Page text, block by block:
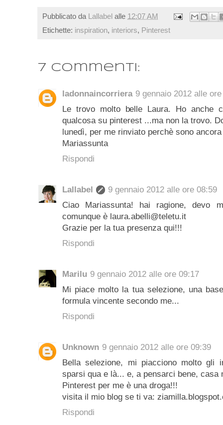
Pubblicato da Lallabel alle 12:07 AM
Etichette: inspiration, interiors, Pinterest
7 commenti:
ladonnaincorriera 9 gennaio 2012 alle
Le trovo molto belle Laura. Ho anche
qualcosa su pinterest ...ma non la trovo.
lunedì, per me rinviato perchè sono
Mariassunta
Rispondi
Lallabel
9 gennaio 2012 alle ore 08:59
Ciao Mariassunta! hai ragione, devo
comunque è laura.abelli@teletu.it
Grazie per la tua presenza qui!!!
Rispondi
Marilu 9 gennaio 2012 alle ore 09:17
Mi piace molto la tua selezione, una
formula vincente secondo me...
Rispondi
Unknown 9 gennaio 2012 alle ore 09:39
Bella selezione, mi piacciono molto gli
sparsi qua e là... e, a pensarci bene, casa
Pinterest per me è una droga!!!
visita il mio blog se ti va:
Rispondi